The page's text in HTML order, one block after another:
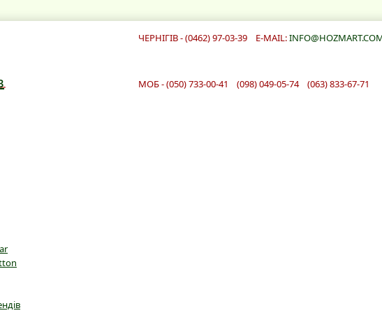
ЧЕРНІГІВ - (0462) 97-03-39 E-MAIL:
МОБ - (050) 733-00-41 (098) 049-05-74 (063) 833-67-71